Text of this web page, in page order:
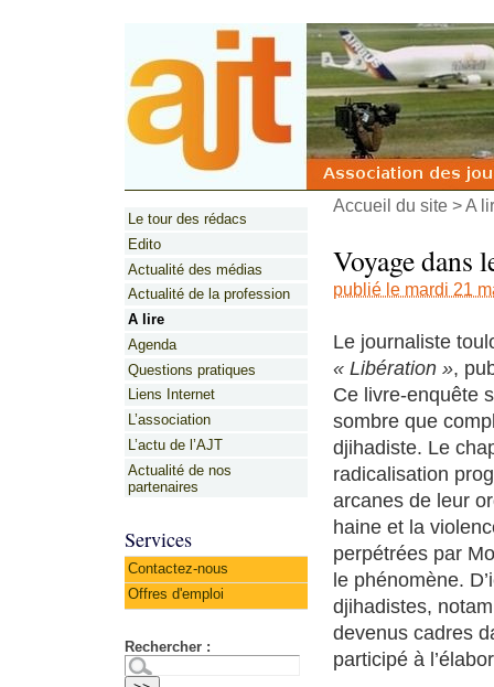
Accueil du site>A
Voyage dans
publié le mardi 21
Le journaliste
« Libération »,
Ce livre-enquête
sombre que
djihadiste. Le
radicalisation
arcanes de leur
haine et la
perpétrées par
le phénomène.
djihadistes,
devenus cadres
participé à
Le tour des rédacs
Edito
Actualité des médias
Actualité de la profession
A lire
Agenda
Questions pratiques
Liens Internet
L’association
L’actu de l’AJT
Actualité de nos
partenaires
Services
Contactez-nous
Offres d'emploi
Rechercher :